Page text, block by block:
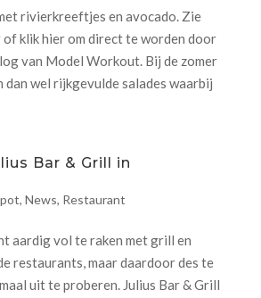
rivierkreeftjes en avocado. Zie
klik hier om direct te worden door
van Model Workout. Bij de zomer
dan wel rijkgevulde salades waarbij
Bar & Grill in
, News, Restaurant
aardig vol te raken met grill en
restaurants, maar daardoor des te
uit te proberen. Julius Bar & Grill